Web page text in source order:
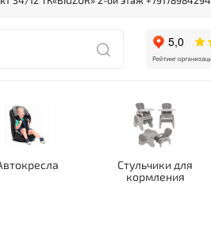
Стульчики для
кормления